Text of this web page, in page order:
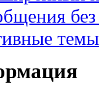
без
темы